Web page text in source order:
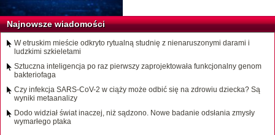
Najnowsze wiadomości
W etruskim mieście odkryto rytualną studnię z nienaruszonymi darami i
ludzkimi szkieletami
Sztuczna inteligencja po raz pierwszy zaprojektowała funkcjonalny genom
bakteriofaga
Czy infekcja SARS-CoV-2 w ciąży może odbić się na zdrowiu dziecka? Są
wyniki metaanalizy
Dodo widział świat inaczej, niż sądzono. Nowe badanie odsłania zmysły
wymarłego ptaka